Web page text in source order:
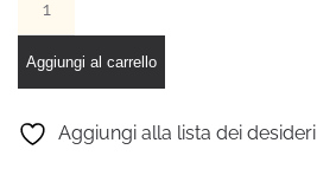
Petite
Sterling
Silver
quantità
Aggiungi al carrello
Aggiungi alla lista dei desideri